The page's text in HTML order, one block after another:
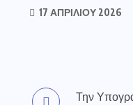
17 ΑΠΡΙΛΊΟΥ 2026
Την